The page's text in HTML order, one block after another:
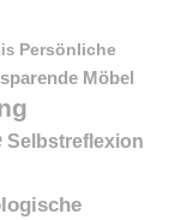
Persönliche
Möbel
Selbstreflexion